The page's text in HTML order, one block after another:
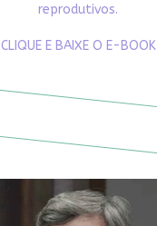
reprodutivos.
CLIQUE E BAIXE O E-BOOK